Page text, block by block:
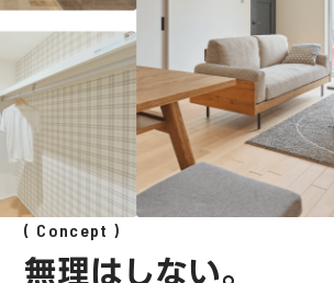
Concept
無理はしない。